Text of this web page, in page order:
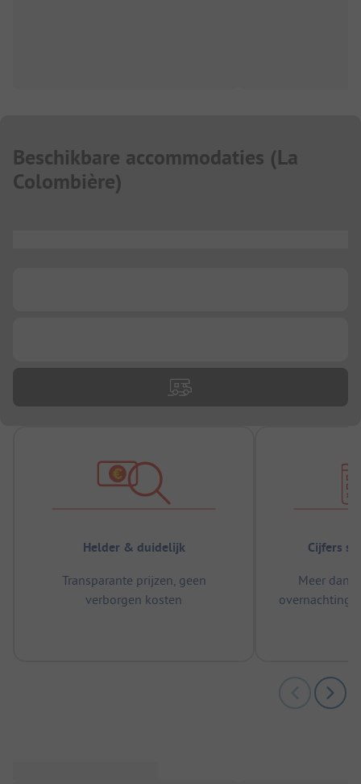
Beschikbare accommodaties (La
Colombière)
Helder & duidelijk
Transparante prijzen, geen
verborgen kosten
Cijfers
Meer dan